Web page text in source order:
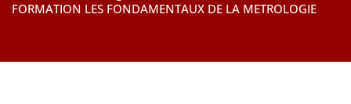
FORMATION LES FONDAMENTAUX DE LA METROLOGIE